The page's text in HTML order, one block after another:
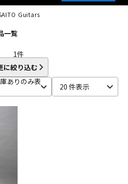
Guitars
一覧
1件
に絞り込む
ありのみ表
20 件表示